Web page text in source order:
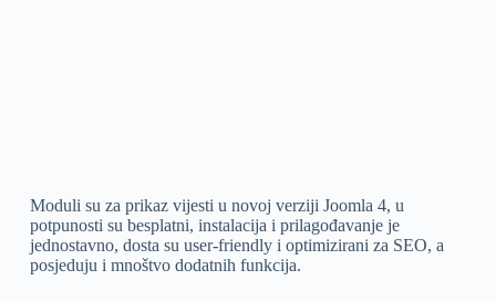
Moduli su za prikaz vijesti u novoj verziji Joomla 4, u
potpunosti su besplatni, instalacija i prilagođavanje je
jednostavno, dosta su user-friendly i optimizirani za SEO, a
posjeduju i mnoštvo dodatnih funkcija.